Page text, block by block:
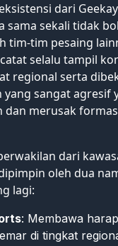
dari
sama sekali tidak
tim-tim pesaing
selalu tampil
regional serta
yang sangat agresif
dan merusak
dari
oleh dua
lagi:
: Membawa
di tingkat